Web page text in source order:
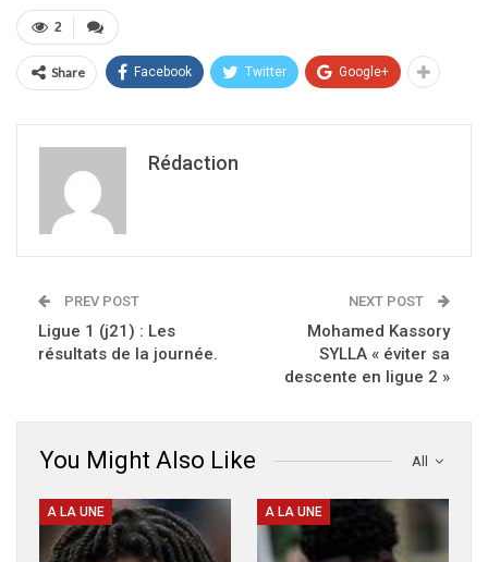
2
Share Facebook Twitter Google+
Rédaction
PREV POST
Ligue 1 (j21) : Les
résultats de la journée.
NEXT POST
Mohamed Kassory
SYLLA « éviter sa
descente en ligue 2 »
All
You Might Also Like
A LA UNE A LA UNE